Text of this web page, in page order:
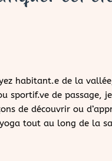
habitant.e de la
sportif.ve de passage,
de découvrir ou
tout au long de la